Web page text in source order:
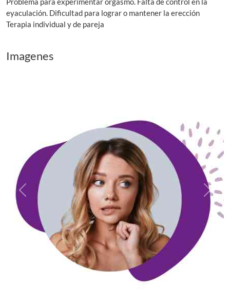
eyaculación. Dificultad para lograr o mantener la erección
Terapia individual y de pareja
Imagenes